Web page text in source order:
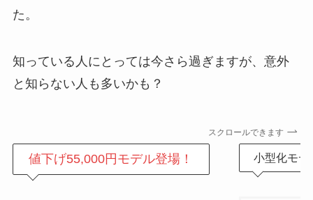
た。
知っている人にとっては今さら過ぎますが、意外
と知らない人も多いかも？
スクロールできます
値下げ55,000円モデル登場！ 小型化モデ